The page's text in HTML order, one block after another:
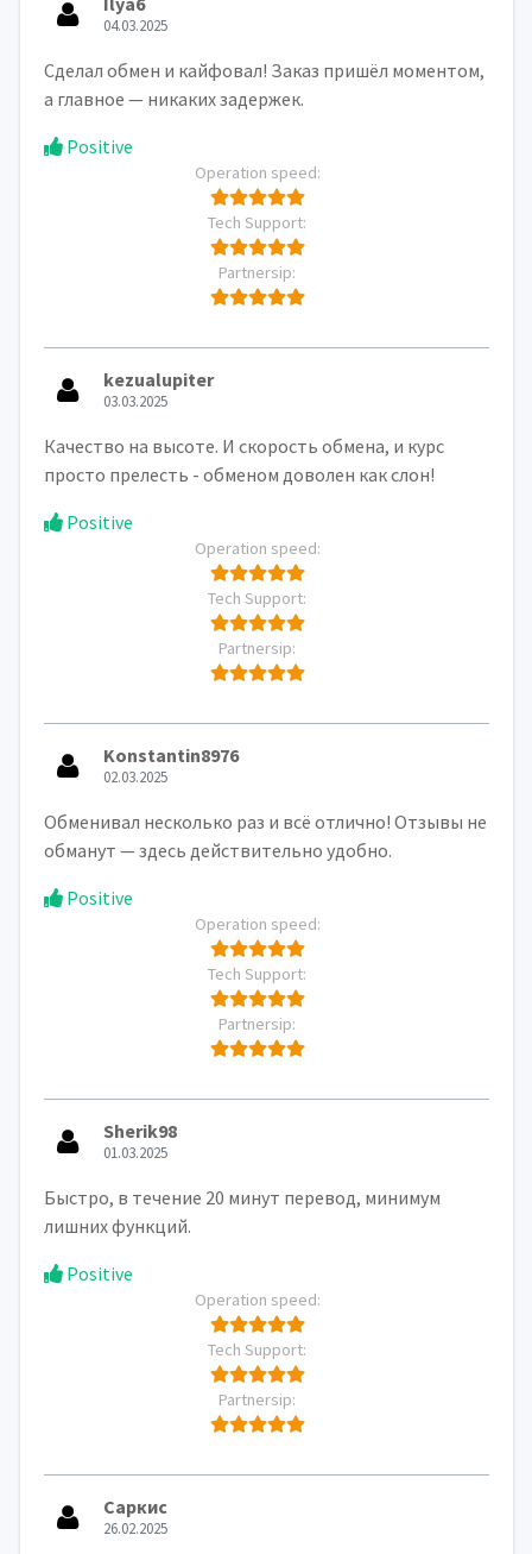
04.03.2025
Сделал обмен и кайфовал! Заказ пришёл моментом,
а главное — никаких задержек.
Positive
Operation speed:
Tech Support:
Partnersip:
kezualupiter
03.03.2025
Качество на высоте. И скорость обмена, и курс
просто прелесть - обменом доволен как слон!
Positive
Operation speed:
Tech Support:
Partnersip:
Konstantin8976
02.03.2025
Обменивал несколько раз и всё отлично! Отзывы не
обманут — здесь действительно удобно.
Positive
Operation speed:
Tech Support:
Partnersip:
Sherik98
01.03.2025
Быстро, в течение 20 минут перевод, минимум
лишних функций.
Positive
Operation speed:
Tech Support:
Partnersip:
Саркис
26.02.2025